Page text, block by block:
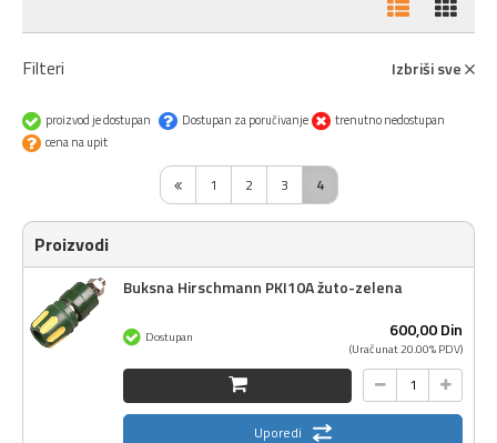
Filteri Izbriši sve
proizvod je dostupan Dostupan za poručivanje
trenutno nedostupan
cena na upit
1 2 3 4
Proizvodi
Buksna Hirschmann PKI10A žuto-zelena
600,00Din
(Uračunat 20.00% PDV)
Dostupan
Uporedi